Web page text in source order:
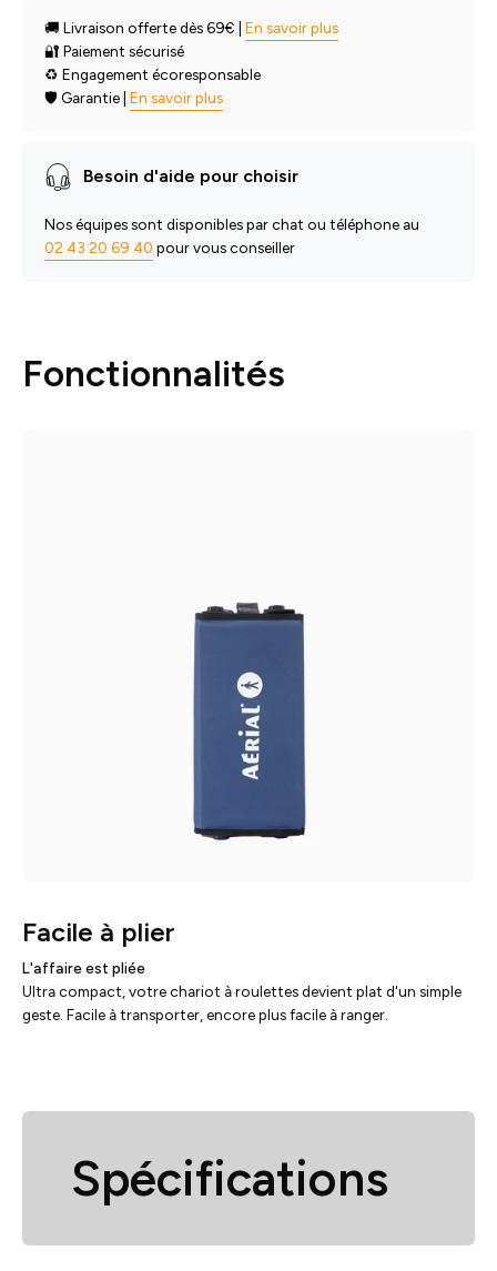
🚚 Livraison offerte dès 69€ | En savoir plus
🔐 Paiement sécurisé
♻️ Engagement écoresponsable
🛡️ Garantie | En savoir plus
Besoin d'aide pour choisir
Nos équipes sont disponibles par chat ou téléphone au
02 43 20 69 40 pour vous conseiller
Fonctionnalités
Facile à plier
L'affaire est pliée
Ultra compact, votre chariot à roulettes devient plat d'un simple
geste. Facile à transporter, encore plus facile à ranger.
Spécifications